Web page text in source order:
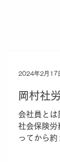
岡村社
会社員とは
社会保険労
ってから約
2024年2月17